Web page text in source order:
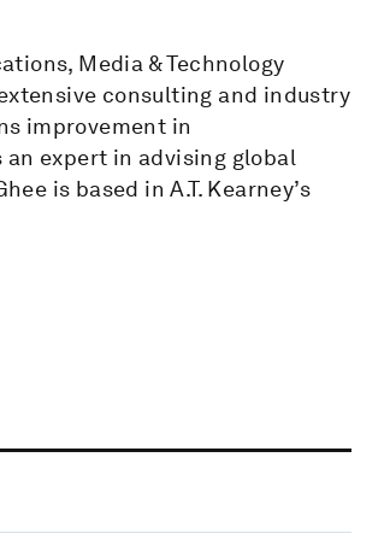
Media & Technology
consulting and industry
improvement in
expert in advising global
is based in A.T. Kearney’s